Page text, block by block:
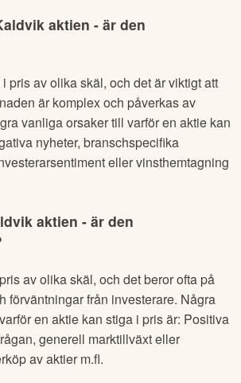
aktien - är den
pris av olika skäl, och det är viktigt att
är komplex och påverkas av
vanliga orsaker till varför en aktie kan
nyheter, branschspecifika
eller vinsthemtagning
aktien - är den
av olika skäl, och det beror ofta på
förväntningar från investerare. Några
en aktie kan stiga i pris är: Positiva
generell marktillväxt eller
av aktier m.fl.